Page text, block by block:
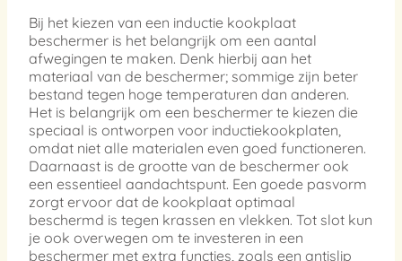
Bij het kiezen van een inductie kookplaat
beschermer is het belangrijk om een aantal
afwegingen te maken. Denk hierbij aan het
materiaal van de beschermer; sommige zijn beter
bestand tegen hoge temperaturen dan anderen.
Het is belangrijk om een beschermer te kiezen die
speciaal is ontworpen voor inductiekookplaten,
omdat niet alle materialen even goed functioneren.
Daarnaast is de grootte van de beschermer ook
een essentieel aandachtspunt. Een goede pasvorm
zorgt ervoor dat de kookplaat optimaal
beschermd is tegen krassen en vlekken. Tot slot kun
je ook overwegen om te investeren in een
beschermer met extra functies, zoals een antislip